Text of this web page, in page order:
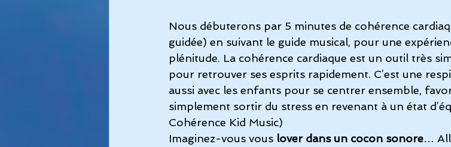
Nous débuterons par 5 minutes de cohérence
guidée) en suivant le guide musical, pour une
plénitude. La cohérence cardiaque est un outil très
pour retrouver ses esprits rapidement. C’est une
aussi avec les enfants pour se centrer ensemble,
simplement sortir du stress en revenant à un état
Cohérence Kid Music)
Imaginez-vous vous lover dans un cocon sonore…